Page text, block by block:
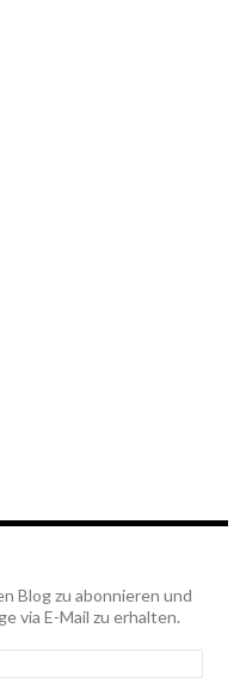
Blog zu abonnieren und
via E-Mail zu erhalten.